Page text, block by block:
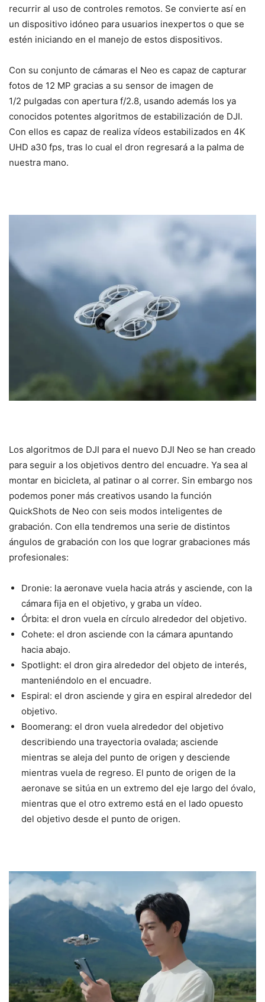
recurrir al uso de controles remotos. Se convierte así en
un dispositivo idóneo para usuarios inexpertos o que se
estén iniciando en el manejo de estos dispositivos.
Con su conjunto de cámaras el Neo es capaz de capturar
fotos de 12 MP gracias a su sensor de imagen de
1/2 pulgadas con apertura f/2.8, usando además los ya
conocidos potentes algoritmos de estabilización de DJI.
Con ellos es capaz de realiza vídeos estabilizados en 4K
UHD a30 fps, tras lo cual el dron regresará a la palma de
nuestra mano.
Los algoritmos de DJI para el nuevo DJI Neo se han creado
para seguir a los objetivos dentro del encuadre. Ya sea al
montar en bicicleta, al patinar o al correr. Sin embargo nos
podemos poner más creativos usando la función
QuickShots de Neo con seis modos inteligentes de
grabación. Con ella tendremos una serie de distintos
ángulos de grabación con los que lograr grabaciones más
profesionales:
Dronie: la aeronave vuela hacia atrás y asciende, con la
cámara fija en el objetivo, y graba un vídeo.
Órbita: el dron vuela en círculo alrededor del objetivo.
Cohete: el dron asciende con la cámara apuntando
hacia abajo.
Spotlight: el dron gira alrededor del objeto de interés,
manteniéndolo en el encuadre.
Espiral: el dron asciende y gira en espiral alrededor del
objetivo.
Boomerang: el dron vuela alrededor del objetivo
describiendo una trayectoria ovalada; asciende
mientras se aleja del punto de origen y desciende
mientras vuela de regreso. El punto de origen de la
aeronave se sitúa en un extremo del eje largo del óvalo,
mientras que el otro extremo está en el lado opuesto
del objetivo desde el punto de origen.